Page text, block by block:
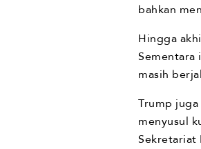
bahkan
Hingga
Sementara
masih
Trump
menyusul
Sekretariat